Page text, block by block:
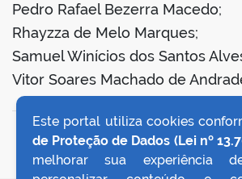
Pedro Rafael Bezerra Macedo;
Rhayzza de Melo Marques;
Samuel Winícios dos Santos
Vitor Soares Machado de
VOLTAR AO TOPO
Este portal utiliza cookies
de Proteção de Dados (Lei nº
melhorar sua experiência